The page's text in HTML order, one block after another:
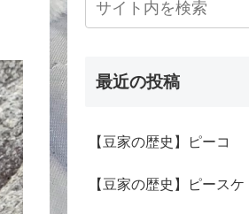
最近の投稿
【豆家の歴史】ピーコ
【豆家の歴史】ピースケ